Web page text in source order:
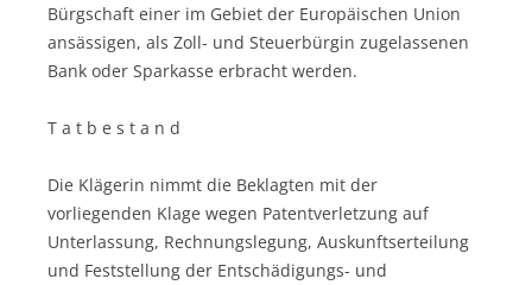
Bürgschaft einer im Gebiet der Europäischen Union
ansässigen, als Zoll- und Steuerbürgin zugelassenen
Bank oder Sparkasse erbracht werden.
T a t b e s t a n d
Die Klägerin nimmt die Beklagten mit der
vorliegenden Klage wegen Patentverletzung auf
Unterlassung, Rechnungslegung, Auskunftserteilung
und Feststellung der Entschädigungs- und